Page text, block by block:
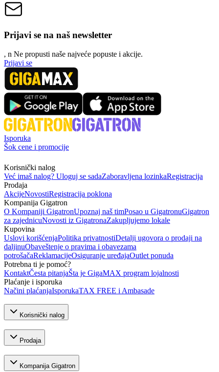
Prijavi se na naš newsletter
, n Ne propusti naše najveće popuste i akcije.
Prijavi se
Isporuka
Šok cene i promocije
Korisnički nalog
Već imaš nalog? Uloguj se sadaZaboravljena lozinkaRegistracija
Prodaja
AkcijeNovostiRegistracija poklona
Kompanija Gigatron
O Kompaniji GigatronUpoznaj naš timPosao u GigatronuGigatron
za zajednicuNovosti iz GigatronaZakupljujemo lokale
Kupovina
Uslovi korišćenjaPolitika privatnostiDetalji ugovora o prodaji na
daljinuObaveštenje o pravima i obavezama
potrošačaReklamacijeOsiguranje uređajaOutlet ponuda
Potrebna ti je pomoć?
KontaktČesta pitanjaŠta je GigaMAX program lojalnosti
Plaćanje i isporuka
Načini plaćanjaIsporukaTAX FREE i Ambasade
Korisnički nalog
Prodaja
Kompanija Gigatron